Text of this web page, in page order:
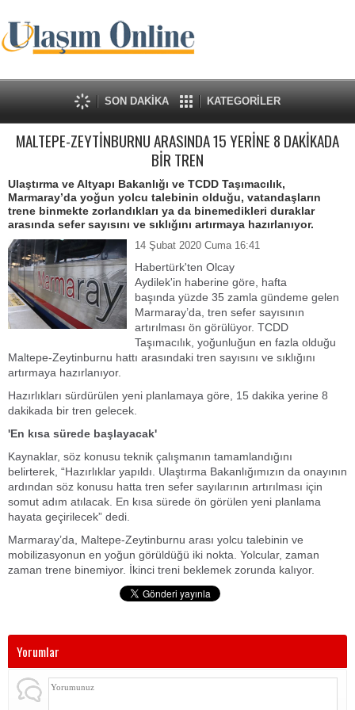
SON DAKİKA KATEGORİLER
MALTEPE-ZEYTİNBURNU ARASINDA 15 YERİNE 8 DAKİKADA
BİR TREN
Ulaştırma ve Altyapı Bakanlığı ve TCDD Taşımacılık,
Marmaray’da yoğun yolcu talebinin olduğu, vatandaşların
trene binmekte zorlandıkları ya da binemedikleri duraklar
arasında sefer sayısını ve sıklığını artırmaya hazırlanıyor.
14 Şubat 2020 Cuma 16:41
Habertürk'ten Olcay
Aydilek'in haberine göre, hafta
başında yüzde 35 zamla gündeme gelen
Marmaray’da, tren sefer sayısının
artırılması ön görülüyor. TCDD
Taşımacılık, yoğunluğun en fazla olduğu
Maltepe-Zeytinburnu hattı arasındaki tren sayısını ve sıklığını
artırmaya hazırlanıyor.
Hazırlıkları sürdürülen yeni planlamaya göre, 15 dakika yerine 8
dakikada bir tren gelecek.
'En kısa sürede başlayacak'
Kaynaklar, söz konusu teknik çalışmanın tamamlandığını
belirterek, “Hazırlıklar yapıldı. Ulaştırma Bakanlığımızın da onayının
ardından söz konusu hatta tren sefer sayılarının artırılması için
somut adım atılacak. En kısa sürede ön görülen yeni planlama
hayata geçirilecek” dedi.
Marmaray’da, Maltepe-Zeytinburnu arası yolcu talebinin ve
mobilizasyonun en yoğun görüldüğü iki nokta. Yolcular, zaman
zaman trene binemiyor. İkinci treni beklemek zorunda kalıyor.
Yorumlar